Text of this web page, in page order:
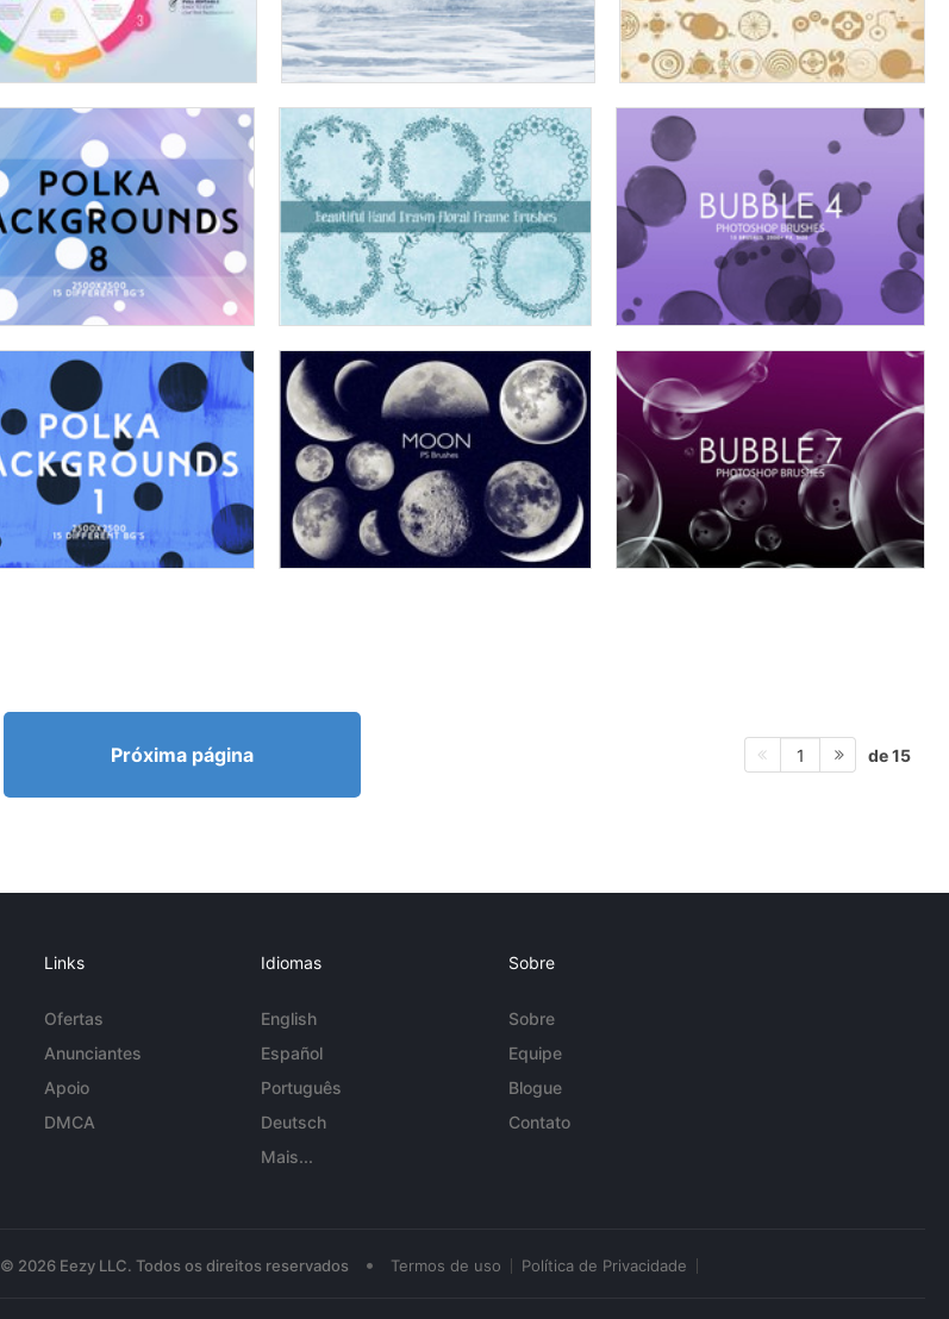
Próxima página 1 de 15
Links
Ofertas
Anunciantes
Apoio
DMCA
Idiomas
English
Español
Português
Deutsch
Mais...
Sobre
Sobre
Equipe
Blogue
Contato
© 2026 Eezy LLC. Todos os direitos reservados • Termos de uso Política de Privacidade